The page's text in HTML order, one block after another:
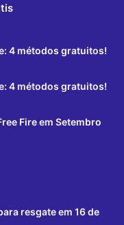
4 métodos gratuitos!
4 métodos gratuitos!
Fire em Setembro
resgate em 16 de